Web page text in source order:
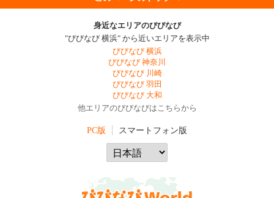
身近なエリアのびびなび
"びびなび 横浜" から近いエリアを表示中
びびなび 横浜
びびなび 神奈川
びびなび 川崎
びびなび 羽田
びびなび 大和
他エリアのびびなびはこちらから
PC版 スマートフォン版